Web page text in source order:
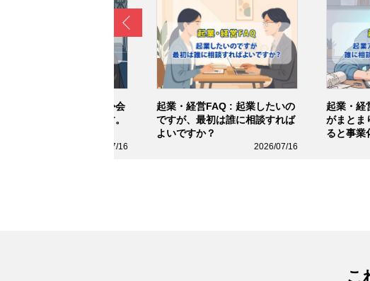
・経営FAQ : 起業するか会
を続けるか迷っています。
2026/07/16
起業・経営FAQ : 起業したいの
ですが、最初は誰に相談すれば
よいですか？
2026/07/16
起業・経
がまとま
ると事業
こ